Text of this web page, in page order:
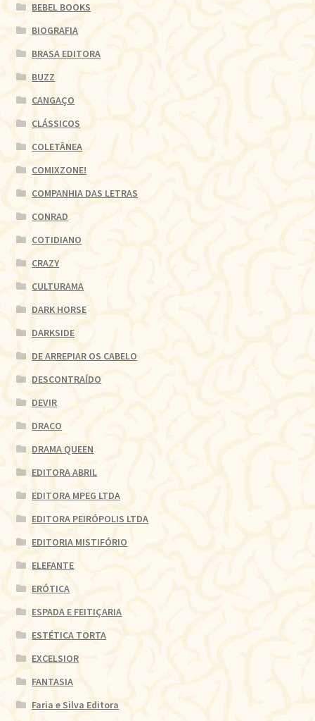
BEBEL BOOKS
BIOGRAFIA
BRASA EDITORA
BUZZ
CANGAÇO
CLÁSSICOS
COLETÂNEA
COMIXZONE!
COMPANHIA DAS LETRAS
CONRAD
COTIDIANO
CRAZY
CULTURAMA
DARK HORSE
DARKSIDE
DE ARREPIAR OS CABELO
DESCONTRAÍDO
DEVIR
DRACO
DRAMA QUEEN
EDITORA ABRIL
EDITORA MPEG LTDA
EDITORA PEIRÓPOLIS LTDA
EDITORIA MISTIFÓRIO
ELEFANTE
ERÓTICA
ESPADA E FEITIÇARIA
ESTÉTICA TORTA
EXCELSIOR
FANTASIA
Faria e Silva Editora